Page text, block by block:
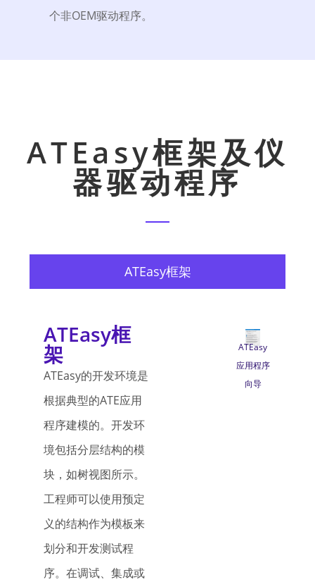
个非OEM驱动程序。
ATEasy框架及仪
器驱动程序
ATEasy框架
ATEasy框
架
ATEasy的开发环境是
根据典型的ATE应用
程序建模的。开发环
境包括分层结构的模
块，如树视图所示。
工程师可以使用预定
义的结构作为模板来
划分和开发测试程
序。在调试、集成或
ATEasy
应用程序
向导